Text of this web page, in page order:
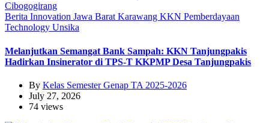
Berita Innovation Jawa Barat Karawang KKN Pemberdayaan
Technology Unsika
Melanjutkan Semangat Bank Sampah: KKN Tanjungpakis
Hadirkan Insinerator di TPS-T KKPMP Desa Tanjungpakis
By Kelas Semester Genap TA 2025-2026
July 27, 2026
74 views